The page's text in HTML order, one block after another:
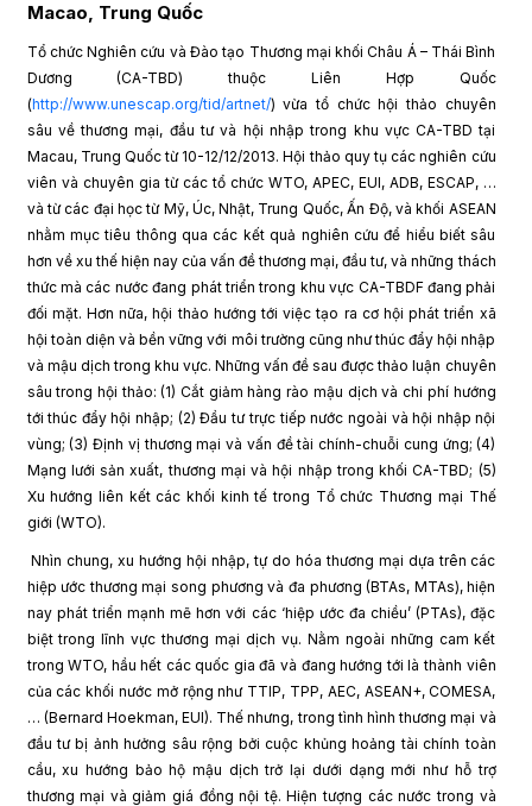
Macao, Trung Quốc
Tổ chức Nghiên cứu và Đào tạo Thương mại khối Châu Á – Thái Bình
Dương (CA-TBD) thuộc Liên Hợp Quốc
(http://www.unescap.org/tid/artnet/) vừa tổ chức hội thảo chuyên
sâu về thương mại, đầu tư và hội nhập trong khu vực CA-TBD tại
Macau, Trung Quốc từ 10-12/12/2013. Hội thảo quy tụ các nghiên cứu
viên và chuyên gia từ các tổ chức WTO, APEC, EUI, ADB, ESCAP, …
và từ các đại học từ Mỹ, Úc, Nhật, Trung Quốc, Ấn Độ, và khối ASEAN
nhằm mục tiêu thông qua các kết quả nghiên cứu để hiểu biết sâu
hơn về xu thế hiện nay của vấn đề thương mại, đầu tư, và những thách
thức mà các nước đang phát triển trong khu vực CA-TBDF đang phải
đối mặt. Hơn nữa, hội thảo hướng tới việc tạo ra cơ hội phát triển xã
hội toàn diện và bền vững với môi trường cũng như thúc đẩy hội nhập
và mậu dịch trong khu vực. Những vấn đề sau được thảo luận chuyên
sâu trong hội thảo: (1) Cắt giảm hàng rào mậu dịch và chi phí hướng
tới thúc đẩy hội nhập; (2) Đầu tư trực tiếp nước ngoài và hội nhập nội
vùng; (3) Định vị thương mại và vấn đề tài chính-chuỗi cung ứng; (4)
Mạng lưới sản xuất, thương mại và hội nhập trong khối CA-TBD; (5)
Xu hướng liên kết các khối kinh tế trong Tổ chức Thương mại Thế
giới (WTO).
Nhìn chung, xu hướng hội nhập, tự do hóa thương mại dựa trên các
hiệp ước thương mại song phương và đa phương (BTAs, MTAs), hiện
nay phát triển mạnh mẽ hơn với các ‘hiệp ước đa chiều’ (PTAs), đặc
biệt trong lĩnh vực thương mại dịch vụ. Nằm ngoài những cam kết
trong WTO, hầu hết các quốc gia đã và đang hướng tới là thành viên
của các khối nước mở rộng như TTIP, TPP, AEC, ASEAN+, COMESA,
… (Bernard Hoekman, EUI). Thế nhưng, trong tình hình thương mại và
đầu tư bị ảnh hưởng sâu rộng bởi cuộc khủng hoảng tài chính toàn
cầu, xu hướng bảo hộ mậu dịch trở lại dưới dạng mới như hỗ trợ
thương mại và giảm giá đồng nội tệ. Hiện tượng các nước trong và